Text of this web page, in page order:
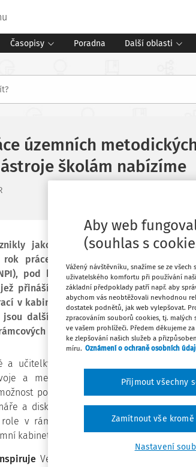
Časopisy Poradna Další oblasti
územních
školám nabízíme
jako součást systému profesní
práce. Projekt Podpora kurikulární
pod který kabinety spadají, v
přináší cenné poznatky o jejich
v kabinetech. Jaká jsou tedy hlavní
další podpůrné nástroje, které NPI
programů?
a učitelky zapojení do metodických
a mezioborové spolupráce. Oceňují
podílet se na vývoji vzdělávacích
a diskusní setkání. Zároveň však
v rámci kabinetů a posílit
kabinety až po Národní metodický
Velkou roli v rámci územních
Aby web
(souhlas s
Vážený návštěvníku, snažíme se ze
uživatelského komfortu při používání
základní předpoklady patří např. aby
abychom vás neobtěžovali nevhodnou
dostatek podnětů, jak web vylepšovat.
zpracováním souborů cookies, tj. malých
ve vašem prohlížeči. Předem děkujeme
ke zlepšování našich služeb a
míru. Oznámení o ochraně osobních
Nastavení
Zamítnout vše
Přijmout všechny